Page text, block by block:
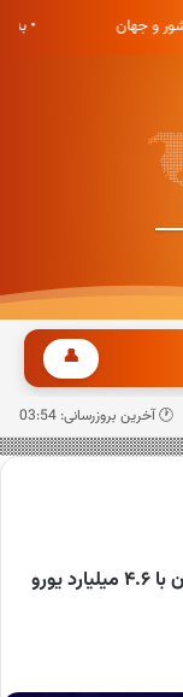
و جهان •
👤
🕐 آخرین بروزرسانی: 03:54
ساخت و تجهیز خطوط ۸ و ۹ شبکه مترو تهران با ۴.۶ میلیارد یورو